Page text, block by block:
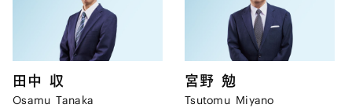
田中 収
Osamu Tanaka
宮野 勉
Tsutomu Miyano